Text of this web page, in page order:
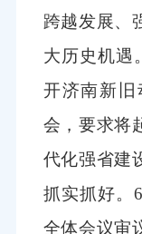
跨越发展、
大历史机遇
开济南新
会，要求将
代化强省建
抓实抓好。
全体会议审